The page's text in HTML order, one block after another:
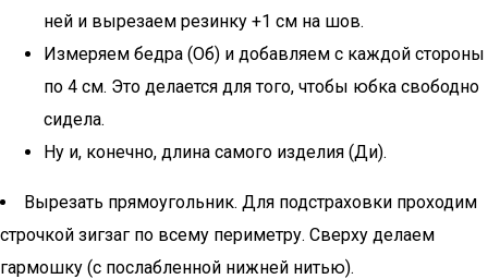
ней и вырезаем резинку +1 см на шов.
Измеряем бедра (Об) и добавляем с каждой стороны
по 4 см. Это делается для того, чтобы юбка свободно
сидела.
Ну и, конечно, длина самого изделия (Ди).
Вырезать прямоугольник. Для подстраховки проходим
строчкой зигзаг по всему периметру. Сверху делаем
гармошку (с послабленной нижней нитью).